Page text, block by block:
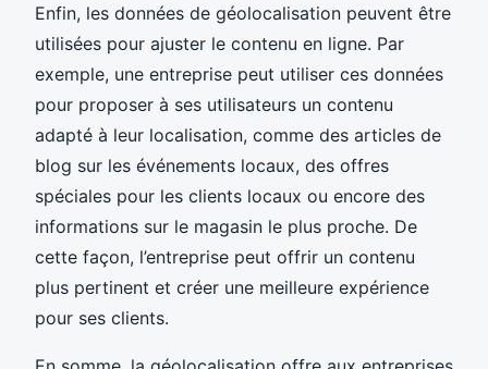
Enfin, les données de géolocalisation peuvent être
utilisées pour ajuster le contenu en ligne. Par
exemple, une entreprise peut utiliser ces données
pour proposer à ses utilisateurs un contenu
adapté à leur localisation, comme des articles de
blog sur les événements locaux, des offres
spéciales pour les clients locaux ou encore des
informations sur le magasin le plus proche. De
cette façon, l’entreprise peut offrir un contenu
plus pertinent et créer une meilleure expérience
pour ses clients.